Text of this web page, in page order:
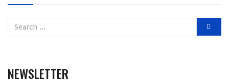
NEWSLETTER